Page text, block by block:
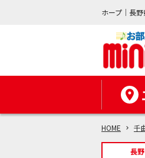
ホープ｜長
HOME 千
長